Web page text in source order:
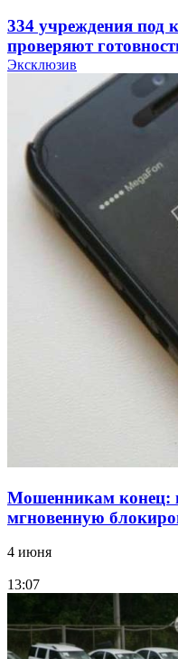
334 учреждения под
проверяют
учебному году
Покушение на
напала на
12:39
Сладкий праздник в
парке прошёл
Волгоградские
заключены
Эксклюзив
Мошенникам конец:
мгновенную
4 июня
13:07